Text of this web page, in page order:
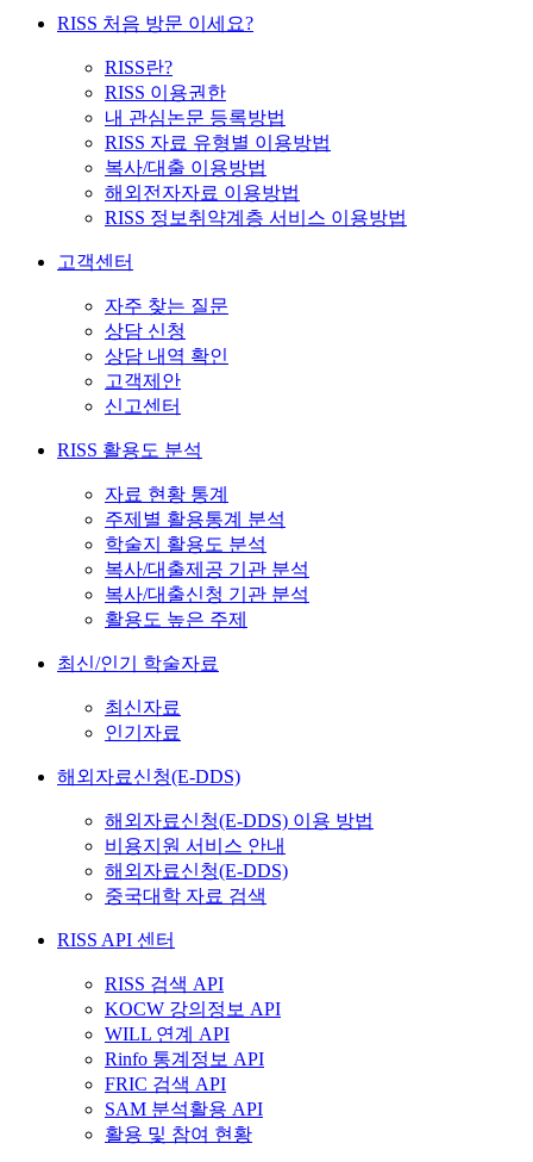
RISS 처음 방문 이세요?
RISS란?
RISS 이용권한
내 관심논문 등록방법
RISS 자료 유형별 이용방법
복사/대출 이용방법
해외전자자료 이용방법
RISS 정보취약계층 서비스 이용방법
고객센터
자주 찾는 질문
상담 신청
상담 내역 확인
고객제안
신고센터
RISS 활용도 분석
자료 현황 통계
주제별 활용통계 분석
학술지 활용도 분석
복사/대출제공 기관 분석
복사/대출신청 기관 분석
활용도 높은 주제
최신/인기 학술자료
최신자료
인기자료
해외자료신청(E-DDS)
해외자료신청(E-DDS) 이용 방법
비용지원 서비스 안내
해외자료신청(E-DDS)
중국대학 자료 검색
RISS API 센터
RISS 검색 API
KOCW 강의정보 API
WILL 연계 API
Rinfo 통계정보 API
FRIC 검색 API
SAM 분석활용 API
활용 및 참여 현황